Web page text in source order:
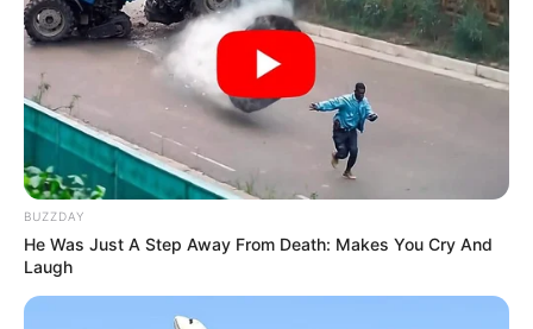
BUZZDAY
He Was Just A Step Away From Death: Makes You Cry And
Laugh